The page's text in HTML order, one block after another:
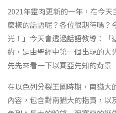
2021年靈肉更新的一年，在今
麼樣的話語呢？各位很期待嗎？
光！」今天會透過話語教導：「
約，是由聖經中第一個出現的大
先先來看一下以賽亞先知的背景
在以色列分裂王國時期，南猶大
內容，包含對南猶大的指責，以